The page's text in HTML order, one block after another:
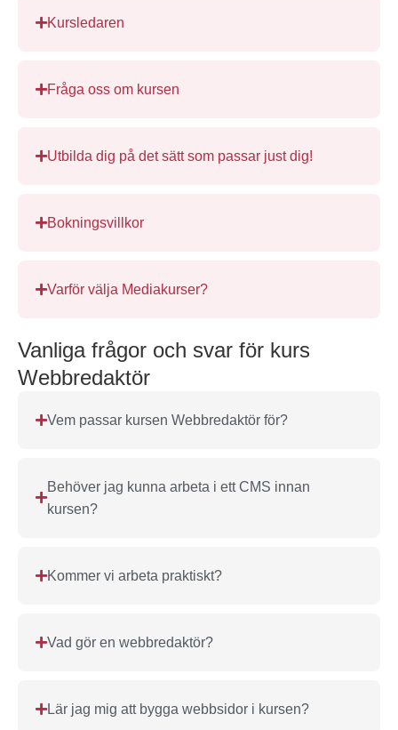
Kursledaren
Fråga oss om kursen
Utbilda dig på det sätt som passar just dig!
Bokningsvillkor
Varför välja Mediakurser?
Vanliga frågor och svar för kurs
Webbredaktör
Vem passar kursen Webbredaktör för?
Behöver jag kunna arbeta i ett CMS innan
kursen?
Kommer vi arbeta praktiskt?
Vad gör en webbredaktör?
Lär jag mig att bygga webbsidor i kursen?